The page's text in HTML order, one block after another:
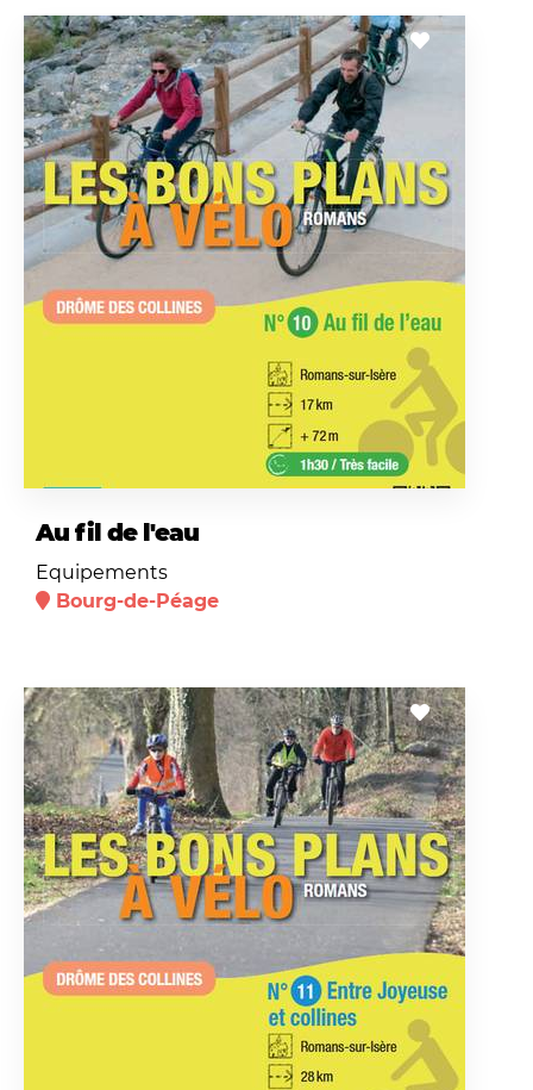
Au fil de l'eau
Equipements
Bourg-de-Péage